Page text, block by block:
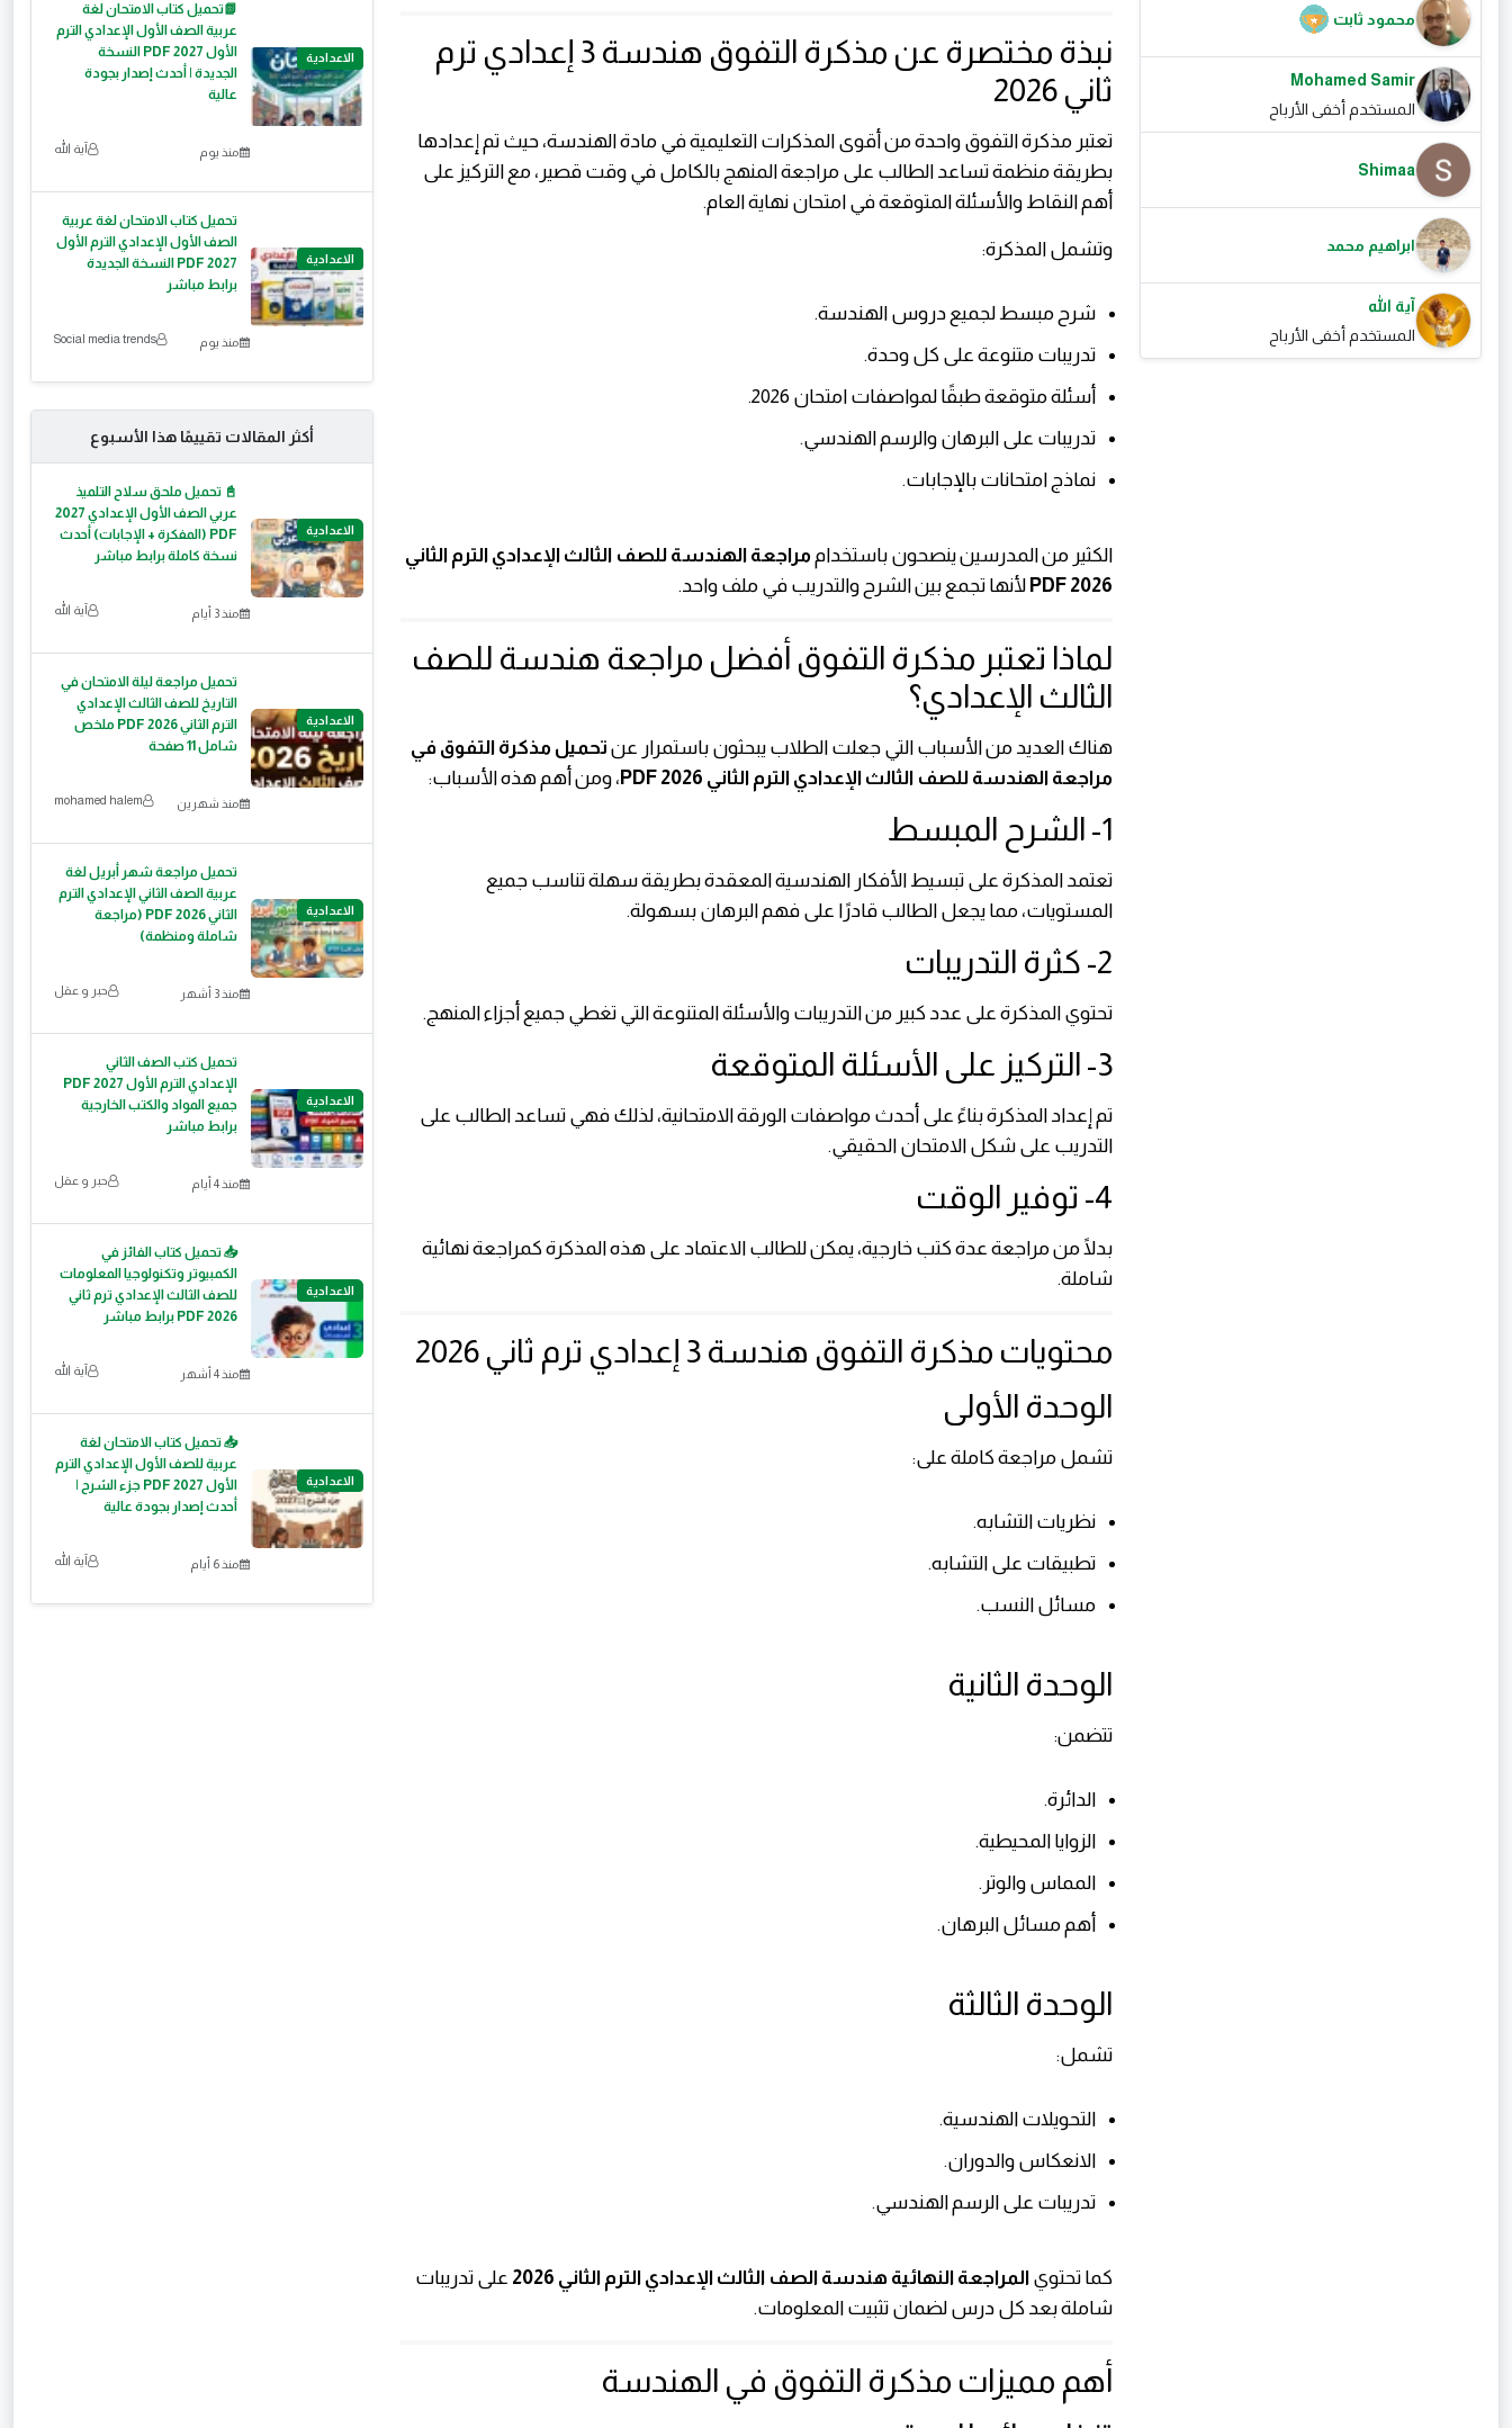
محمود ثابت
Mohamed Samir
المستخدم أخفى الأرباح
Shimaa
ابراهيم محمد
آية الله
المستخدم أخفى الأرباح
نبذة مختصرة عن مذكرة التفوق هندسة 3 إعدادي ترم
ثاني 2026
تعتبر مذكرة التفوق واحدة من أقوى المذكرات التعليمية في مادة الهندسة، حيث تم إعدادها
بطريقة منظمة تساعد الطالب على مراجعة المنهج بالكامل في وقت قصير، مع التركيز على
أهم النقاط والأسئلة المتوقعة في امتحان نهاية العام.
وتشمل المذكرة:
شرح مبسط لجميع دروس الهندسة.
تدريبات متنوعة على كل وحدة.
أسئلة متوقعة طبقًا لمواصفات امتحان 2026.
تدريبات على البرهان والرسم الهندسي.
نماذج امتحانات بالإجابات.
الكثير من المدرسين ينصحون باستخدام مراجعة الهندسة للصف الثالث الإعدادي الترم الثاني
2026 PDF
لأنها تجمع بين الشرح والتدريب في ملف واحد.
لماذا تعتبر مذكرة التفوق أفضل مراجعة هندسة للصف
الثالث الإعدادي؟
هناك العديد من الأسباب التي جعلت الطلاب يبحثون باستمرار عن تحميل مذكرة التفوق في
مراجعة الهندسة للصف الثالث الإعدادي الترم الثاني 2026 PDF
، ومن أهم هذه الأسباب:
1- الشرح المبسط
تعتمد المذكرة على تبسيط الأفكار الهندسية المعقدة بطريقة سهلة تناسب جميع
المستويات، مما يجعل الطالب قادرًا على فهم البرهان بسهولة.
2- كثرة التدريبات
تحتوي المذكرة على عدد كبير من التدريبات والأسئلة المتنوعة التي تغطي جميع أجزاء المنهج.
3- التركيز على الأسئلة المتوقعة
تم إعداد المذكرة بناءً على أحدث مواصفات الورقة الامتحانية، لذلك فهي تساعد الطالب على
التدريب على شكل الامتحان الحقيقي.
4- توفير الوقت
بدلًا من مراجعة عدة كتب خارجية، يمكن للطالب الاعتماد على هذه المذكرة كمراجعة نهائية
شاملة.
محتويات مذكرة التفوق هندسة 3 إعدادي ترم ثاني 2026
الوحدة الأولى
تشمل مراجعة كاملة على:
نظريات التشابه.
تطبيقات على التشابه.
مسائل النسب.
الوحدة الثانية
تتضمن:
الدائرة.
الزوايا المحيطية.
المماس والوتر.
أهم مسائل البرهان.
الوحدة الثالثة
تشمل:
التحويلات الهندسية.
الانعكاس والدوران.
تدريبات على الرسم الهندسي.
كما تحتويالمراجعة النهائية هندسة الصف الثالث الإعدادي الترم الثاني 2026
على تدريبات
شاملة بعد كل درس لضمان تثبيت المعلومات.
أهم مميزات مذكرة التفوق في الهندسة
الاعدادية
📗تحميل كتاب الامتحان لغة
عربية الصف الأول الإعدادي الترم
الأول 2027 PDF النسخة
الجديدة | أحدث إصدار بجودة
عالية
منذ يوم آية الله
الاعدادية
تحميل كتاب الامتحان لغة عربية
الصف الأول الإعدادي الترم الأول
2027 PDF النسخة الجديدة
برابط مباشر
منذ يوم Social media trends
أكثر المقالات تقييمًا هذا الأسبوع
الاعدادية
📓 تحميل ملحق سلاح التلميذ
عربي الصف الأول الإعدادي 2027
PDF (المفكرة + الإجابات) أحدث
نسخة كاملة برابط مباشر
منذ 3 أيام آية الله
الاعدادية
تحميل مراجعة ليلة الامتحان في
التاريخ للصف الثالث الإعدادي
الترم الثاني 2026 PDF ملخص
شامل 11 صفحة
منذ شهرين mohamed halem
الاعدادية
تحميل مراجعة شهر أبريل لغة
عربية الصف الثاني الإعدادي الترم
الثاني PDF 2026 (مراجعة
شاملة ومنظمة)
منذ 3 أشهر حبر و عقل
الاعدادية
تحميل كتب الصف الثاني
الإعدادي الترم الأول 2027 PDF
جميع المواد والكتب الخارجية
برابط مباشر
منذ 4 أيام حبر و عقل
الاعدادية
📥 تحميل كتاب الفائز في
الكمبيوتر وتكنولوجيا المعلومات
للصف الثالث الإعدادي ترم ثاني
2026 PDF برابط مباشر
منذ 4 أشهر آية الله
الاعدادية
📥 تحميل كتاب الامتحان لغة
عربية للصف الأول الإعدادي الترم
الأول 2027 PDF جزء الشرح |
أحدث إصدار بجودة عالية
منذ 6 أيام آية الله